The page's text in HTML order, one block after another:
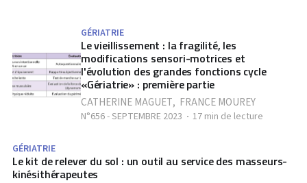
GÉRIATRIE
Le vieillissement : la fragilité, les
modifications sensori-motrices et
l'évolution des grandes fonctions cycle
«Gériatrie» : première partie
CATHERINE MAGUET, FRANCE MOUREY
N°656 - SEPTEMBRE 2023 17 min de lecture
GÉRIATRIE
Le kit de relever du sol : un outil au service des masseurs-
kinésithérapeutes